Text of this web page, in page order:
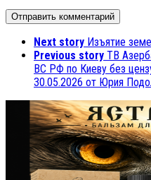
Next story Изъятие
Previous story ТВ
ВС РФ по Киеву без
30.05.2026 от Юрия